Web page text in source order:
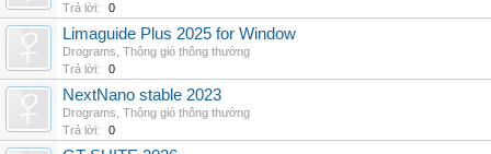
Trả lời:
0
Limaguide Plus 2025 for Window
Drograms Thông gió thông thường
Trả lời:
0
NextNano stable 2023
Drograms Thông gió thông thường
Trả lời:
0